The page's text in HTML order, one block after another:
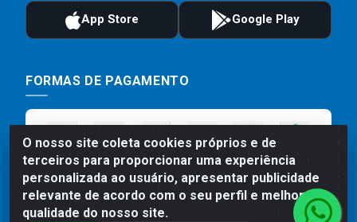
O nosso site coleta cookies próprios e de
terceiros para proporcionar uma experiência
personalizada ao usuário, apresentar publicidade
relevante de acordo com o seu perfil e melhorar a
qualidade do nosso site.
FORMAS DE PAGAMENTO